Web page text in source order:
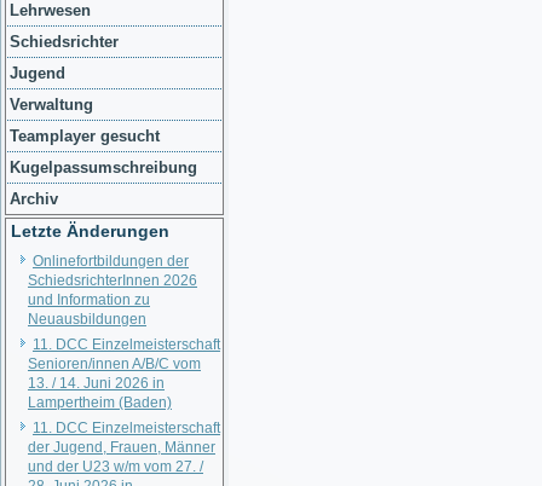
Lehrwesen
Schiedsrichter
Jugend
Verwaltung
Teamplayer gesucht
Kugelpassumschreibung
Archiv
Letzte Änderungen
Onlinefortbildungen der
SchiedsrichterInnen 2026
und Information zu
Neuausbildungen
11. DCC Einzelmeisterschaft
Senioren/innen A/B/C vom
13. / 14. Juni 2026 in
Lampertheim (Baden)
11. DCC Einzelmeisterschaft
der Jugend, Frauen, Männer
und der U23 w/m vom 27. /